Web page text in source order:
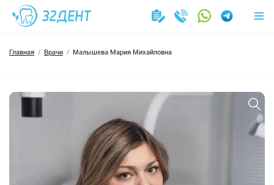
Главная Врачи Малышева Мария Михайловна